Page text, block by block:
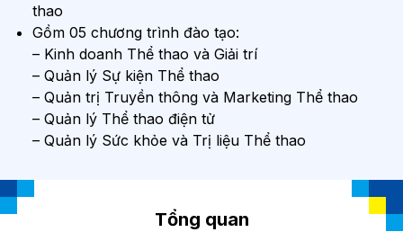
thao
Gồm 05 chương trình đào tạo:
– Kinh doanh Thể thao và Giải trí
– Quản lý Sự kiện Thể thao
– Quản trị Truyền thông và Marketing Thể thao
– Quản lý Thể thao điện tử
– Quản lý Sức khỏe và Trị liệu Thể thao
Tổng quan